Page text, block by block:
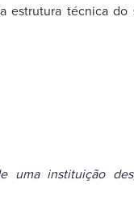
estrutura técnica do
uma instituição